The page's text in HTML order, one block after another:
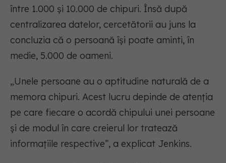
între 1.000 și 10.000 de chipuri. Însă după
centralizarea datelor, cercetătorii au juns la
concluzia că o persoană își poate aminti, în
medie, 5.000 de oameni.
„Unele persoane au o aptitudine naturală de a
memora chipuri. Acest lucru depinde de atenția
pe care fiecare o acordă chipului unei persoane
și de modul în care creierul lor tratează
informațiile respective”, a explicat Jenkins.